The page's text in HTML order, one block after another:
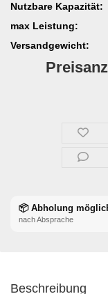
Nutzbare Kapazität:
max Leistung:
Versandgewicht:
📦 Abholung
nach Absprache
Beschreibung